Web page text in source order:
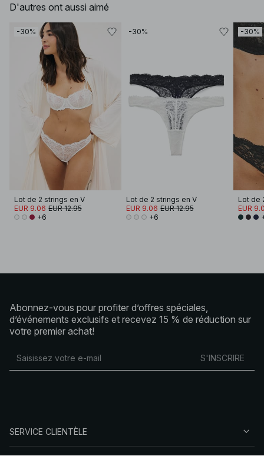
D'autres ont aussi aimé
-30%
Lot de 2 strings en V
EUR 9.06 EUR 12.95
+6
-30%
Lot de 2 strings en V
EUR 9.06 EUR 12.95
+6
-30%
EUR
Abonnez-vous pour profiter d’offres spéciales,
d’événements exclusifs et recevez 15 % de réduction sur
votre premier achat!
S'INSCRIRE
SERVICE CLIENTÈLE